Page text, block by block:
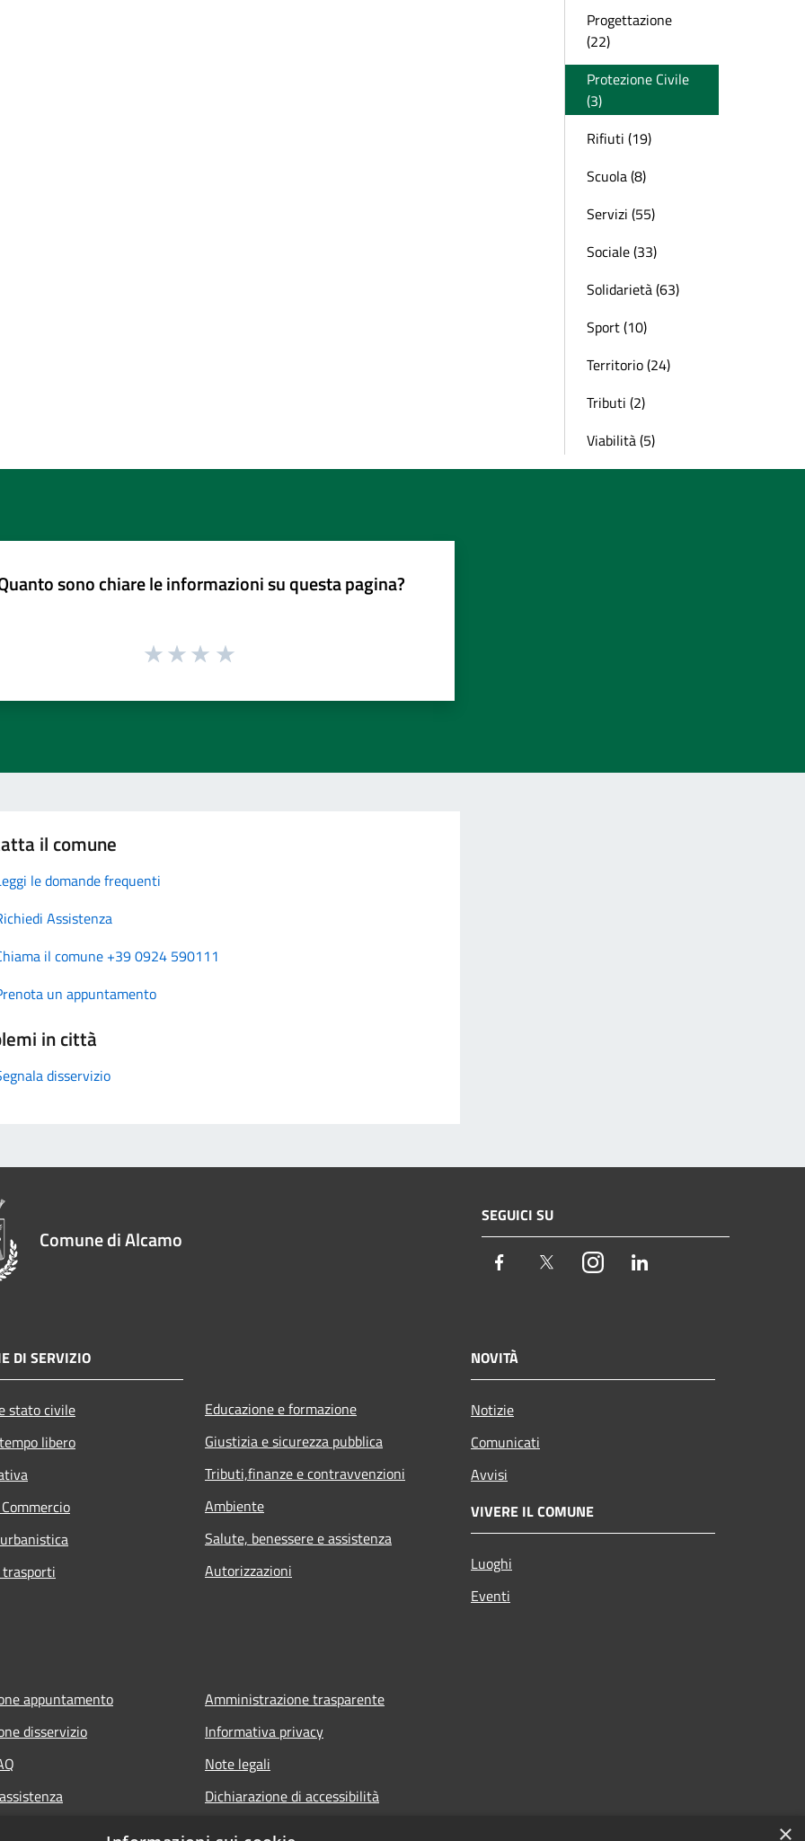
Progettazione
(22)
Protezione Civile
(3)
Rifiuti (19)
Scuola (8)
Servizi (55)
Sociale (33)
Solidarietà (63)
Sport (10)
Territorio (24)
Tributi (2)
Viabilità (5)
sono chiare le informazioni su questa pagina?
il comune
le domande frequenti
Assistenza
il comune +39 0924 590111
un appuntamento
in città
disservizio
Comune di Alcamo
SEGUICI SU
Facebook TwitterInstagram
DI SERVIZIO
stato civile
libero
Educazione e formazione
Giustizia e sicurezza pubblica
Tributi,finanze e contravvenzioni
Ambiente
Salute, benessere e assistenza
Autorizzazioni
NOVITÀ
Notizie
Comunicati
Avvisi
VIVERE IL COMUNE
Luoghi
Eventi
appuntamento
disservizio
Amministrazione trasparente
Informativa privacy
Note legali
Dichiarazione di accessibilità
×